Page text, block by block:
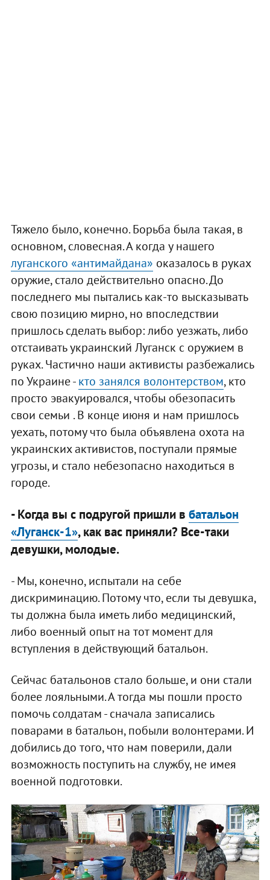
Тяжело было, конечно. Борьба была такая, в
основном, словесная. А когда у нашего
луганского «антимайдана» оказалось в руках
оружие, стало действительно опасно. До
последнего мы пытались как-то высказывать
свою позицию мирно, но впоследствии
пришлось сделать выбор: либо уезжать, либо
отстаивать украинский Луганск с оружием в
руках. Частично наши активисты разбежались
по Украине -кто занялся волонтерством, кто
просто эвакуировался, чтобы обезопасить
свои семьи . В конце июня и нам пришлось
уехать, потому что была объявлена охота на
украинских активистов, поступали прямые
угрозы, и стало небезопасно находиться в
городе.
- Когда вы с подругой пришли в батальон
«Луганск-1», как вас приняли? Все-таки
девушки, молодые.
- Мы, конечно, испытали на себе
дискриминацию. Потому что, если ты девушка,
ты должна была иметь либо медицинский,
либо военный опыт на тот момент для
вступления в действующий батальон.
Сейчас батальонов стало больше, и они стали
более лояльными. А тогда мы пошли просто
помочь солдатам - сначала записались
поварами в батальон, побыли волонтерами. И
добились до того, что нам поверили, дали
возможность поступить на службу, не имея
военной подготовки.